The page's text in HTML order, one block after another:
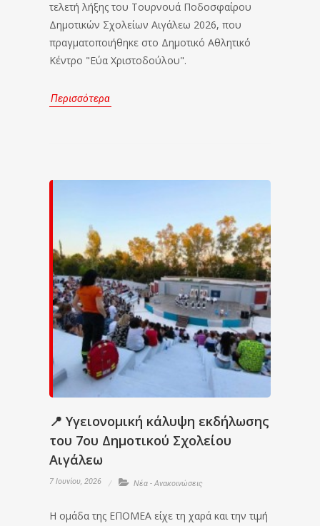
τελετή λήξης του Τουρνουά Ποδοσφαίρου
Δημοτικών Σχολείων Αιγάλεω 2026, που
πραγματοποιήθηκε στο Δημοτικό Αθλητικό
Κέντρο "Εύα Χριστοδούλου".
Περισσότερα
📍 Υγειονομική κάλυψη εκδήλωσης
του 7ου Δημοτικού Σχολείου
Αιγάλεω
7 Ιουνίου, 2026 Νέα - Ανακοινώσεις
Η ομάδα της ΕΠΟΜΕΑ είχε τη χαρά και την τιμή